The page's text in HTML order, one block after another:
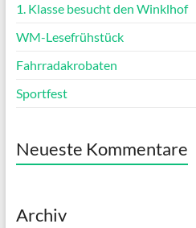
1. Klasse besucht den Winklhof
WM-Lesefrühstück
Fahrradakrobaten
Sportfest
Neueste Kommentare
Archiv